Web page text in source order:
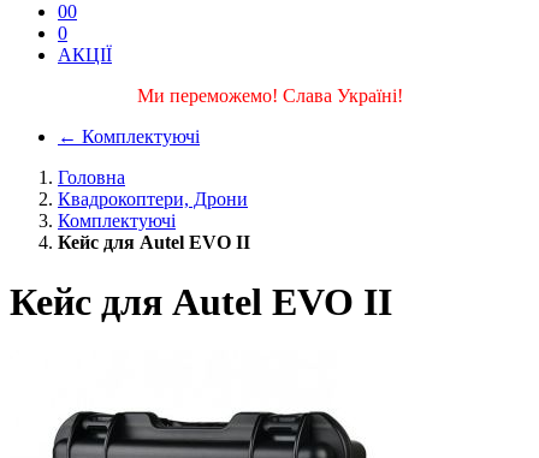
00
0
АКЦІЇ
Ми переможемо! Слава Україні!
← Комплектуючі
Головна
Квадрокоптери, Дрони
Комплектуючі
Кейс для Autel EVO II
Кейс для Autel EVO II